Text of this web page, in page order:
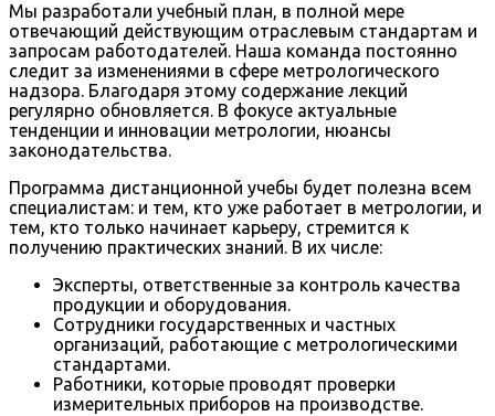
Мы разработали учебный план, в полной мере
отвечающий действующим отраслевым стандартам и
запросам работодателей. Наша команда постоянно
следит за изменениями в сфере метрологического
надзора. Благодаря этому содержание лекций
регулярно обновляется. В фокусе актуальные
тенденции и инновации метрологии, нюансы
законодательства.
Программа дистанционной учебы будет полезна всем
специалистам: и тем, кто уже работает в метрологии, и
тем, кто только начинает карьеру, стремится к
получению практических знаний. В их числе:
Эксперты, ответственные за контроль качества
продукции и оборудования.
Сотрудники государственных и частных
организаций, работающие с метрологическими
стандартами.
Работники, которые проводят проверки
измерительных приборов на производстве.